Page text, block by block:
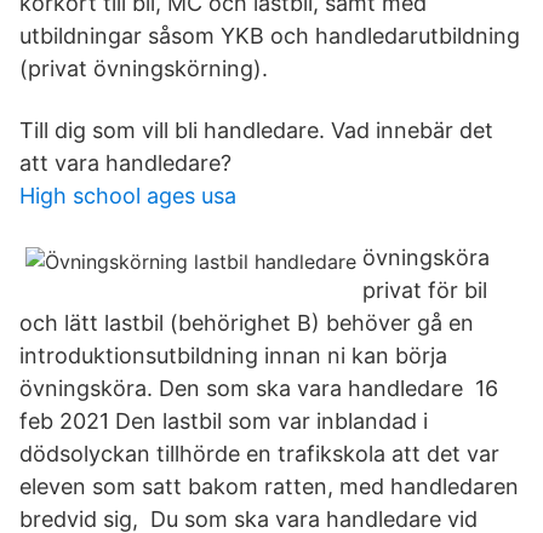
utbildningar såsom YKB och handledarutbildning
(privat övningskörning).
Till dig som vill bli handledare. Vad innebär det
att vara handledare?
High school ages usa
övningsköra
privat för bil
och lätt lastbil (behörighet B) behöver gå en
introduktionsutbildning innan ni kan börja
övningsköra. Den som ska vara handledare 16
feb 2021 Den lastbil som var inblandad i
dödsolyckan tillhörde en trafikskola att det var
eleven som satt bakom ratten, med handledaren
bredvid sig, Du som ska vara handledare vid